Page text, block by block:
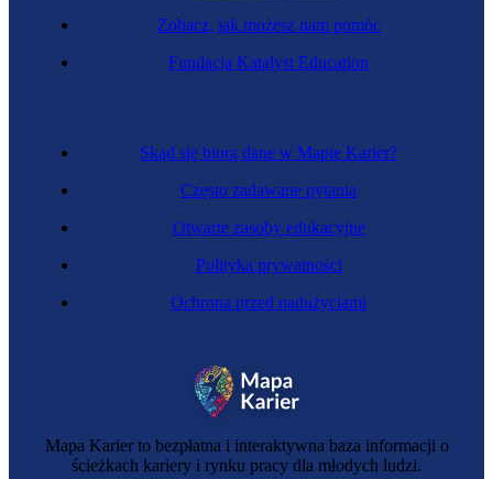
Specjalista technicznej obsługi nieruchomości
Specjalista wyceny własności intelektualnej
Mapa Karier to bezpłatna i interaktywna baza informacji o
ścieżkach kariery i rynku pracy dla młodych ludzi.
Skąd się biorą dane w Mapie Karier?
Często zadawane pytania
Otwarte zasoby edukacyjne
Polityka prywatności
Ochrona przed nadużyciami
Zobacz, jak możesz nam pomóc
Fundacja Katalyst Education